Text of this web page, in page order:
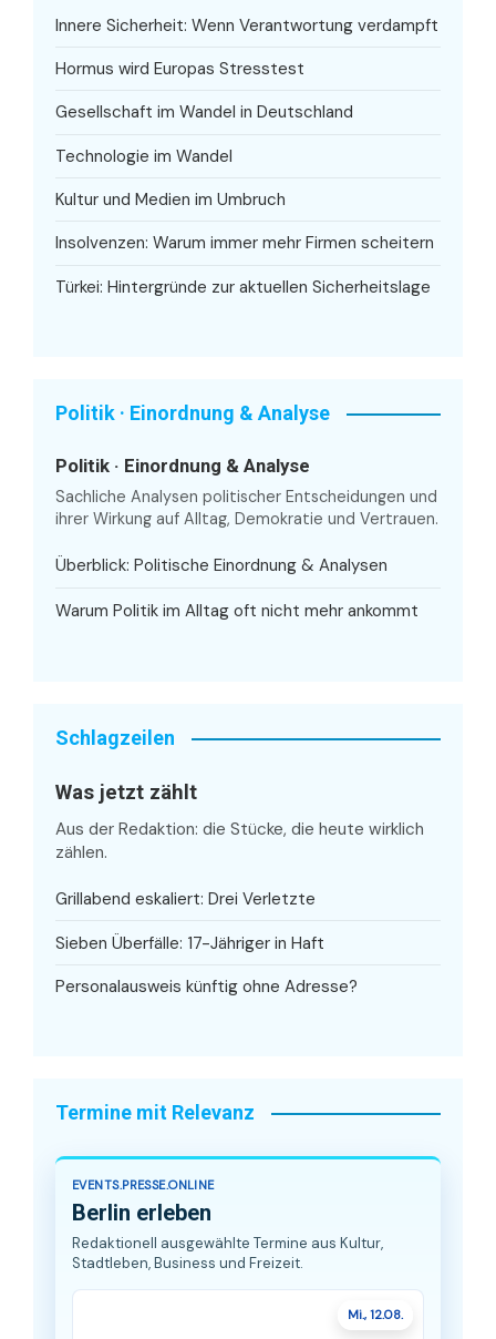
Innere Sicherheit: Wenn Verantwortung verdampft
Hormus wird Europas Stresstest
Gesellschaft im Wandel in Deutschland
Technologie im Wandel
Kultur und Medien im Umbruch
Insolvenzen: Warum immer mehr Firmen scheitern
Türkei: Hintergründe zur aktuellen Sicherheitslage
Politik · Einordnung & Analyse
Politik · Einordnung & Analyse
Sachliche Analysen politischer Entscheidungen und
ihrer Wirkung auf Alltag, Demokratie und Vertrauen.
Überblick: Politische Einordnung & Analysen
Warum Politik im Alltag oft nicht mehr ankommt
Schlagzeilen
Was jetzt zählt
Aus der Redaktion: die Stücke, die heute wirklich
zählen.
Grillabend eskaliert: Drei Verletzte
Sieben Überfälle: 17-Jähriger in Haft
Personalausweis künftig ohne Adresse?
Termine mit Relevanz
EVENTS.PRESSE.ONLINE
Berlin erleben
Redaktionell ausgewählte Termine aus Kultur,
Stadtleben, Business und Freizeit.
Mi., 12.08.